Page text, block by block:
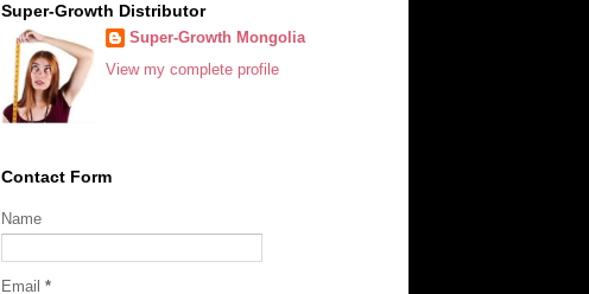
Super-Growth Distributor
Super-Growth Mongolia
View my complete profile
Contact Form
Name
Email *